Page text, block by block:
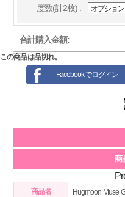
度数(計2枚) :
合計購入金額:
この商品は品切れ。
Facebookでログイン
商
商品名 Hugmoon Muse